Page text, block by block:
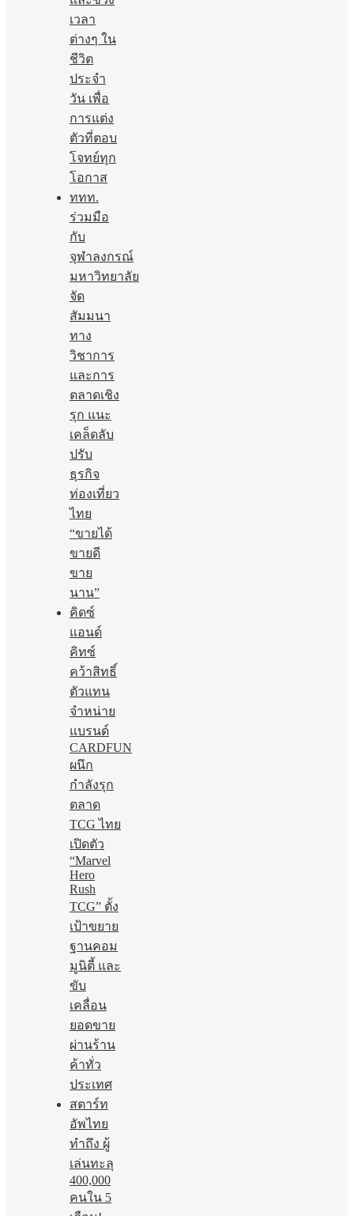
เวลา
ต่างๆ ใน
ชีวิต
ประจำ
วัน เพื่อ
การแต่ง
ตัวที่ตอบ
โจทย์ทุก
โอกาส
ททท.
ร่วมมือ
กับ
จุฬาลงกรณ์
มหาวิทยาลัย
จัด
สัมมนา
ทาง
วิชาการ
และการ
ตลาดเชิง
รุก แนะ
เคล็ดลับ
ปรับ
ธุรกิจ
ท่องเที่ยว
ไทย
“ขายได้
ขายดี
ขาย
นาน”
คิดซ์
แอนด์
คิทซ์
คว้าสิทธิ์
ตัวแทน
จำหน่าย
แบรนด์
CARDFUN
ผนึก
กำลังรุก
ตลาด
TCG ไทย
เปิดตัว
“Marvel
Hero
Rush
TCG” ตั้ง
เป้าขยาย
ฐานคอม
มูนิตี้ และ
ขับ
เคลื่อน
ยอดขาย
ผ่านร้าน
ค้าทั่ว
ประเทศ
สตาร์ท
อัพไทย
ทำถึง ผู้
เล่นทะลุ
400,000
คนใน 5